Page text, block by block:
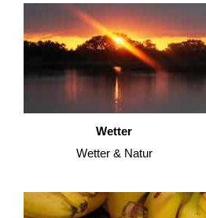
Wetter
Wetter & Natur